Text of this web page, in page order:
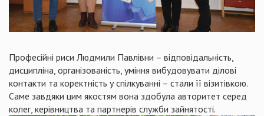
Професійні риси Людмили Павлівни – відповідальність,
дисципліна, організованість, уміння вибудовувати ділові
контакти та коректність у спілкуванні – стали її візитівкою.
Саме завдяки цим якостям вона здобула авторитет серед
колег, керівництва та партнерів служби зайнятості.